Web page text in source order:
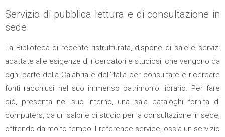
Servizio di pubblica lettura e di consultazione in
sede
La Biblioteca di recente ristrutturata, dispone di sale e servizi
adattate alle esigenze di ricercatori e studiosi, che vengono da
ogni parte della Calabria e dell’Italia per consultare e ricercare
fonti racchiusi nel suo immenso patrimonio librario. Per fare
ciò, presenta nel suo interno, una sala cataloghi fornita di
computers, da un salone di studio per la consultazione in sede,
offrendo da molto tempo il reference service, ossia un servizio